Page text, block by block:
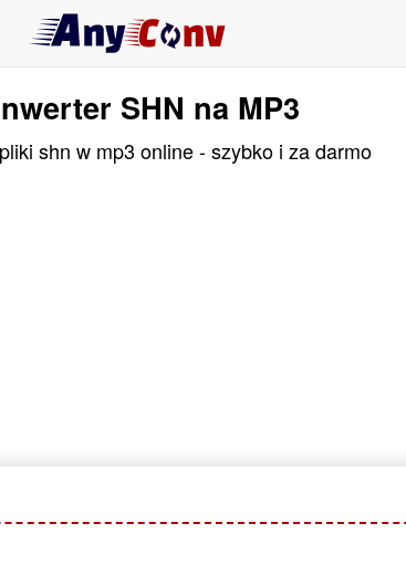
SHN na MP3
shn w mp3 online - szybko i za darmo